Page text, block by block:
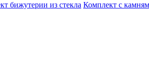
бижутерии из стекла Комплект с